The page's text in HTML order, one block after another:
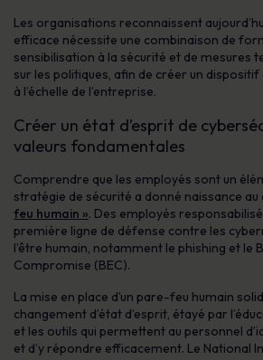
Les organisations reconnaissent
efficace nécessite une combinaison de
sensibilisation à la sécurité et de mesures
sur les politiques, afin de créer un
à l’échelle de l’entreprise.
Créer un état d’esprit de
valeurs fondamentales
Comprendre que les employés sont un
stratégie de sécurité a donné naissance
feu humain ». Des employés
première ligne de défense contre les
l’être humain, notamment le phishing et le
Compromise (BEC).
La mise en place d’un pare-feu humain
changement d’état d’esprit, étayé par
et les outils qui permettent au personnel
et d’y répondre efficacement. Le National